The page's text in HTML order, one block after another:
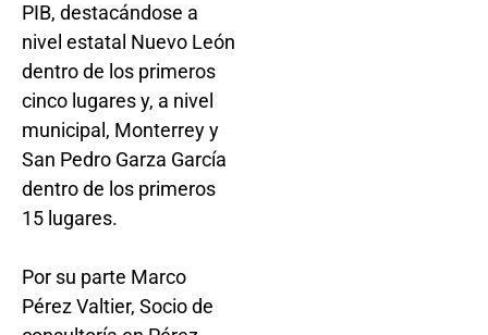
PIB, destacándose a
nivel estatal Nuevo León
dentro de los primeros
cinco lugares y, a nivel
municipal, Monterrey y
San Pedro Garza García
dentro de los primeros
15 lugares.
Por su parte Marco
Pérez Valtier, Socio de